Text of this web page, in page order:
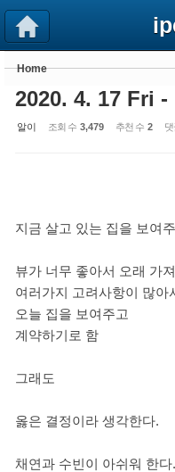
Home
2020. 4. 17 Fri -
알이 조회 수 3,479 추천 수 2
지금 살고 있는 집을 보여
뷰가 너무 좋아서 오래 가
여러가지 고려사항이 많아
오늘 집을 보여주고
계약하기로 함
그래도
옳은 결정이라 생각한다.
채연과 수빈이 아쉬워 한다.